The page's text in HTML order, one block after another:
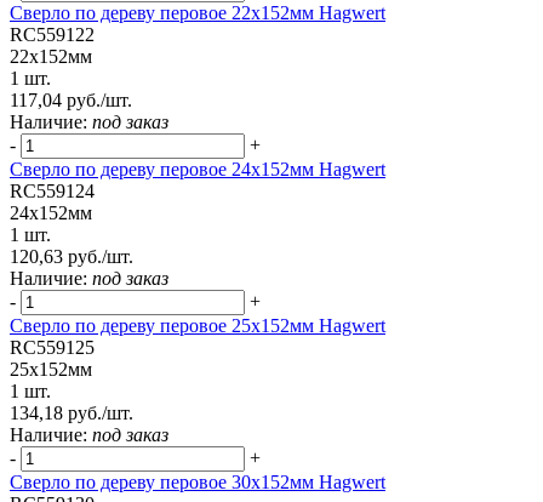
Сверло по дереву перовое 22х152мм Hagwert
RC559122
22х152мм
1 шт.
117,04 руб./шт.
Наличие: под заказ
-
+
Сверло по дереву перовое 24х152мм Hagwert
RC559124
24х152мм
1 шт.
120,63 руб./шт.
Наличие: под заказ
-
+
Сверло по дереву перовое 25х152мм Hagwert
RC559125
25х152мм
1 шт.
134,18 руб./шт.
Наличие: под заказ
-
+
Сверло по дереву перовое 30х152мм Hagwert